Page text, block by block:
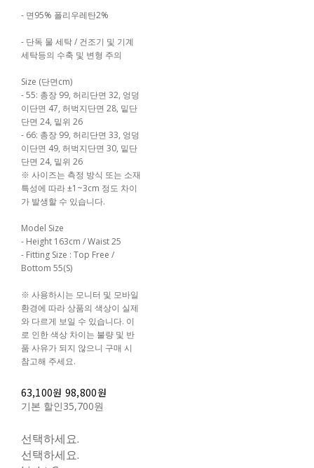
- 면95% 폴리우레탄2%
- 단독 물 세탁 / 건조기 및 기계
세탁등의 수축 및 변형 주의
Size (단면cm)
- 55: 총장 99, 허리단면 32, 엉덩
이단면 47, 허벅지단면 28, 밑단
단면 24, 밑위 26
- 66: 총장 99, 허리단면 33, 엉덩
이단면 49, 허벅지단면 30, 밑단
단면 24, 밑위 26
※ 사이즈는 측정 방식 또는 소재
특성에 따라 ±1~3cm 정도 차이
가 발생할 수 있습니다.
Model Size
- Height 163cm / Waist 25
- Fitting Size : Top Free /
Bottom 55(S)
※ 사용하시는 모니터 및 모바일
환경에 따라 상품의 색상이 실제
와 다르게 보일 수 있습니다. 이
로 인한 색상 차이는 불량 및 반
품 사유가 되지 않으니 구매 시
참고해 주세요.
63,100원 98,800원
기본 할인35,700원
선택하세요.
선택하세요.